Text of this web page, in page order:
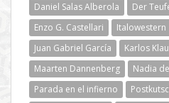
Daniel Salas Alberola
Der
Enzo G. Castellari
Italowestern
Juan Gabriel García
Karlos
Maarten Dannenberg
Nadia
Parada en el infierno